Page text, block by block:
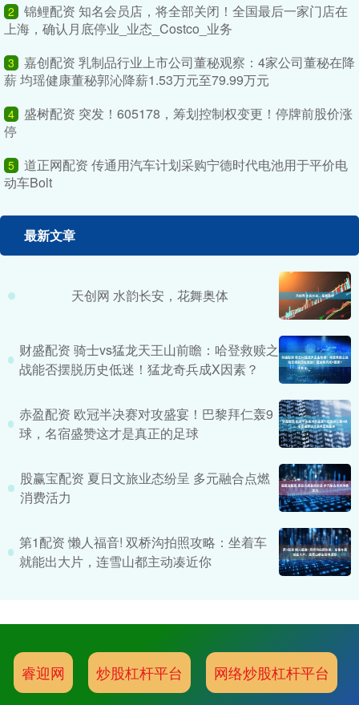
2
锦鲤配资 知名会员店，将全部关闭！全国最后一家门店在
上海，确认月底停业_业态_Costco_业务
3
嘉创配资 乳制品行业上市公司董秘观察：4家公司董秘在降
薪 均瑶健康董秘郭沁降薪1.53万元至79.99万元
4
盛树配资 突发！605178，筹划控制权变更！停牌前股价涨
停
5 道正网配资 传通用汽车计划采购宁德时代电池用于平价电
动车Bolt
最新文章
天创网 水韵长安，花舞奥体
财盛配资 骑士vs猛龙天王山前瞻：哈登救赎之
战能否摆脱历史低迷！猛龙奇兵成X因素？
赤盈配资 欧冠半决赛对攻盛宴！巴黎拜仁轰9
球，名宿盛赞这才是真正的足球
股赢宝配资 夏日文旅业态纷呈 多元融合点燃
消费活力
第1配资 懒人福音! 双桥沟拍照攻略：坐着车
就能出大片，连雪山都主动凑近你
睿迎网 炒股杠杆平台 网络炒股杠杆平台